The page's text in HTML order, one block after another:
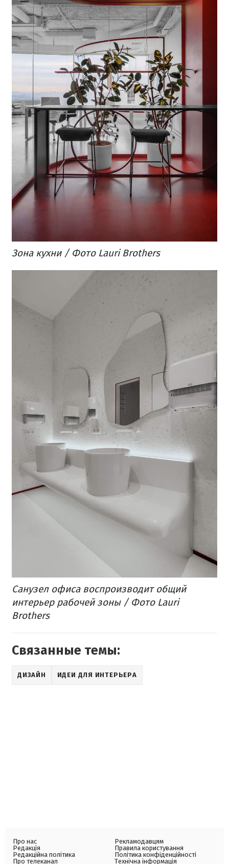
Зона кухни / Фото Lauri Brothers
Санузел офиса воспроизводит общий
интерьер рабочей зоны / Фото Lauri
Brothers
Связанные темы:
ДИЗАЙН ИДЕИ ДЛЯ ИНТЕРЬЕРА
Про нас
Редакція
Редакційна політика
Про телеканал
Рекламодавцям
Правила користування
Політика конфіденційності
Технічна інформація